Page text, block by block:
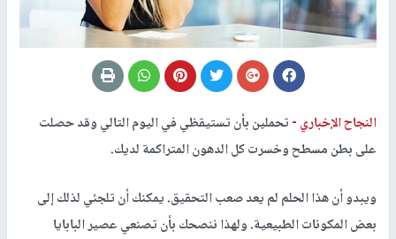
النجاح الإخباري -تحملين بأن تستيقظي في اليوم التالي وقد حصلت
على بطن مسطح وخسرت كل الدهون المتراكمة لديك.
ويبدو أن هذا الحلم لم يعد صعب التحقيق. يمكنك أن تلجئي لذلك إلى
بعض المكونات الطبيعية. ولهذا ننصحك بأن تصنعي عصير البابايا